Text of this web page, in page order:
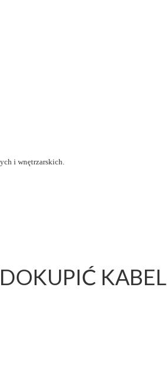
i wnętrzarskich.
KABEL